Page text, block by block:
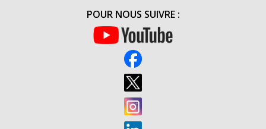
POUR NOUS SUIVRE :